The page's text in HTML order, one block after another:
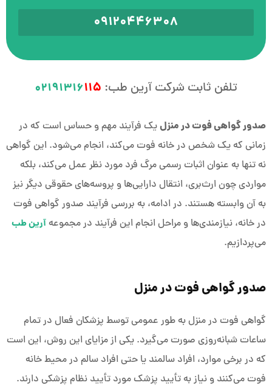
09120446308
تلفن ثابت شرکت آرین طب: 02191316115
صدور گواهی فوت در منزلیک فرآیند مهم و حساس است که در
زمانی که یک شخص در خانه فوت می‌کند، انجام می‌شود. این گواهی
نه تنها به عنوان اثبات رسمی مرگ فرد مورد نظر عمل می‌کند، بلکه
مواردی چون ارث‌بری، انتقال دارایی‌ها و پروسه‌های حقوقی دیگر نیز
به آن وابسته هستند. در ادامه، به بررسی فرآیند صدور گواهی فوت
در خانه، نیازمندی‌ها و مراحل انجام این فرآیند در مجموعه آرین طب
می‌پردازیم.
صدور گواهی فوت در منزل
گواهی فوت در منزل به طور عمومی توسط پزشکان فعال در تمام
ساعات شبانه‌روزی صورت می‌گیرد. یکی از مزایای این روش، این است
که در برخی موارد، افراد سالمند یا حتی افراد سالم در محیط خانه
فوت می‌کنند و نیاز به تأیید پزشک مورد تأیید نظام پزشکی دارند.